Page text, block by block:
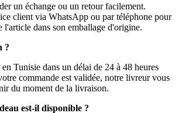
un échange ou un retour facilement.
client via WhatsApp ou par téléphone pour
l'article dans son emballage d'origine.
?
Tunisie dans un délai de 24 à 48 heures
commande est validée, notre livreur vous
du moment de la livraison.
est-il disponible ?